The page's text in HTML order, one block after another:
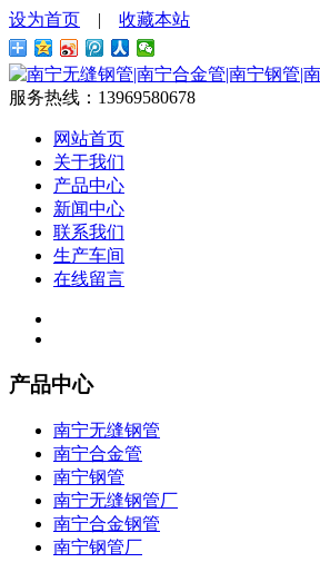
设为首页 | 收藏本站
服务热线： 13969580678
网站首页
关于我们
产品中心
新闻中心
联系我们
生产车间
在线留言
产品中心
南宁无缝钢管
南宁合金管
南宁钢管
南宁无缝钢管厂
南宁合金钢管
南宁钢管厂